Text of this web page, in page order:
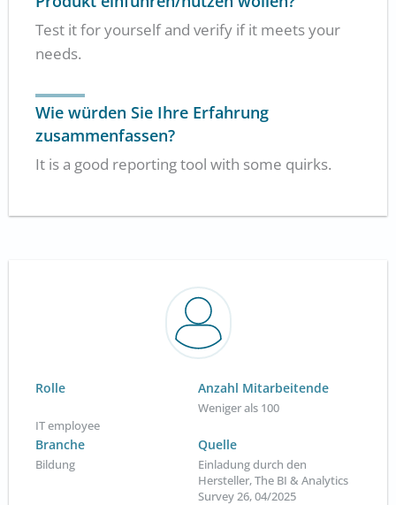
Test it for yourself and verify if it meets your
needs.
Wie würden Sie Ihre Erfahrung
zusammenfassen?
It is a good reporting tool with some quirks.
Rolle
IT employee
Anzahl Mitarbeitende
Weniger als 100
Branche
Bildung
Quelle
Einladung durch den
Hersteller, The BI & Analytics
Survey 26, 04/2025